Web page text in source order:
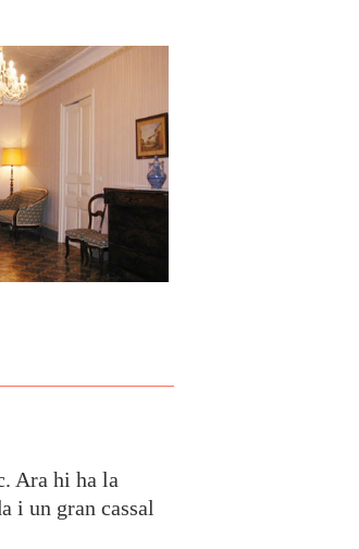
Ara hi ha la
i un gran cassal